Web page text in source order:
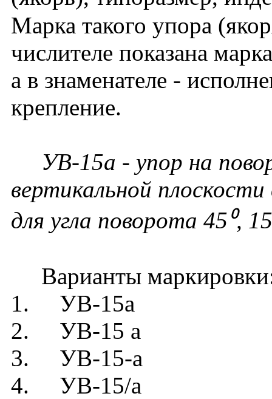
Марка такого упора
числителе показана
а в знаменателе -
крепление.
УВ-15а - упор на
вертикальной
для угла поворота 45⁰,
Варианты
1. УВ-15а
2. УВ-15 а
3. УВ-15-а
4. УВ-15/а